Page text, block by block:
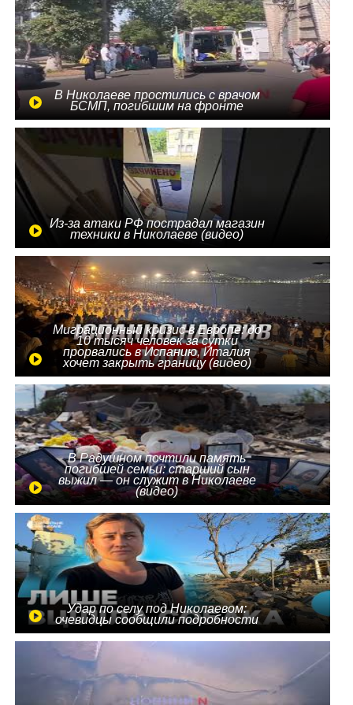
В Николаеве простились с врачом
БСМП, погибшим на фронте
Из-за атаки РФ пострадал магазин
техники в Николаеве (видео)
Миграционный кризис в Европе: до
10 тысяч человек за сутки
прорвались в Испанию, Италия
хочет закрыть границу (видео)
В Радушном почтили память
погибшей семьи: старший сын
выжил — он служит в Николаеве
(видео)
Удар по селу под Николаевом:
очевидцы сообщили подробности